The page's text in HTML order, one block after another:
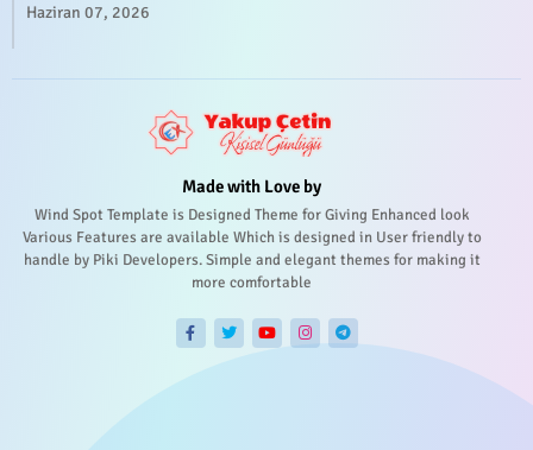
Haziran 07, 2026
Made with Love by
Wind Spot Template is Designed Theme for Giving Enhanced look
Various Features are available Which is designed in User friendly to
handle by Piki Developers. Simple and elegant themes for making it
more comfortable